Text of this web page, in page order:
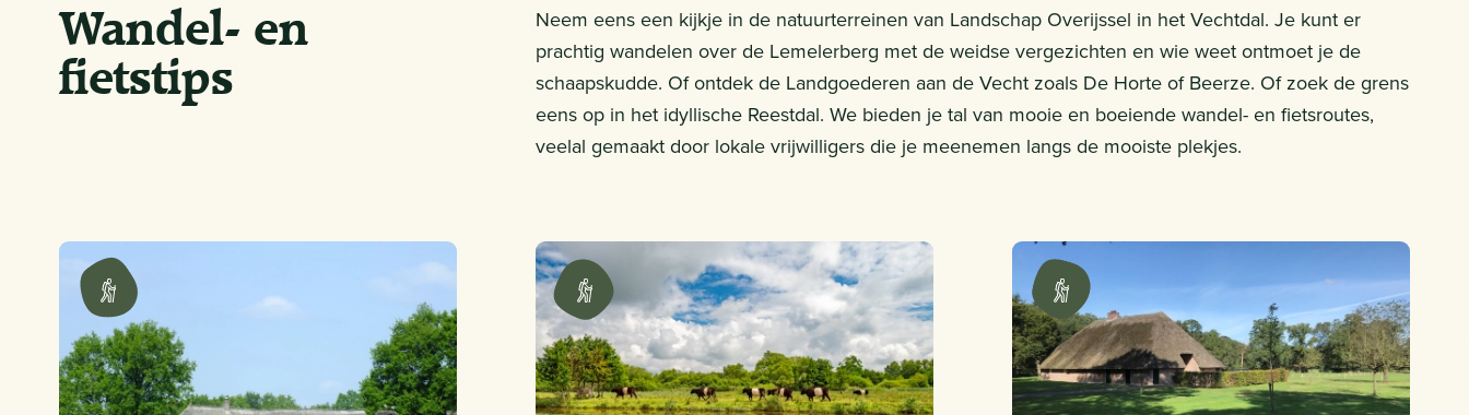
Wandel- en
fietstips
Neem eens een kijkje in de natuurterreinen van Landschap Overijssel in het Vechtdal. Je kunt er
prachtig wandelen over de Lemelerberg met de weidse vergezichten en wie weet ontmoet je de
schaapskudde. Of ontdek de Landgoederen aan de Vecht zoals De Horte of Beerze. Of zoek de grens
eens op in het idyllische Reestdal. We bieden je tal van mooie en boeiende wandel- en fietsroutes,
veelal gemaakt door lokale vrijwilligers die je meenemen langs de mooiste plekjes.